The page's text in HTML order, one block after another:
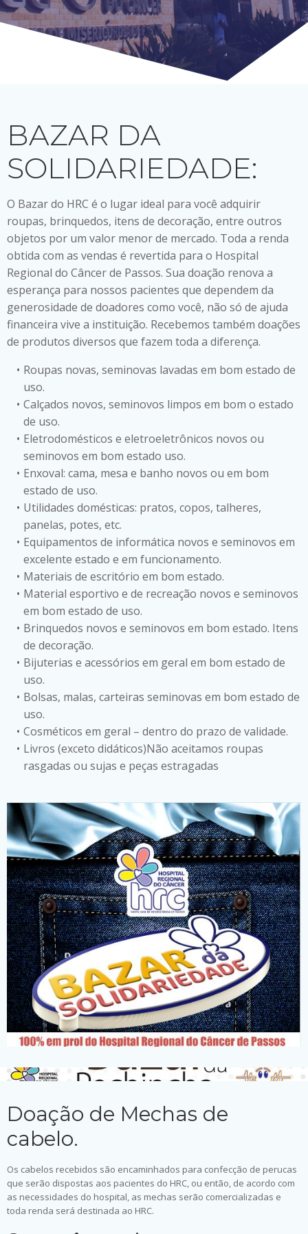
BAZAR DA
SOLIDARIEDADE:
O Bazar do HRC é o lugar ideal para você adquirir
roupas, brinquedos, itens de decoração, entre outros
objetos por um valor menor de mercado. Toda a renda
obtida com as vendas é revertida para o Hospital
Regional do Câncer de Passos. Sua doação renova a
esperança para nossos pacientes que dependem da
generosidade de doadores como você, não só de ajuda
financeira vive a instituição. Recebemos também doações
de produtos diversos que fazem toda a diferença.
Roupas novas, seminovas lavadas em bom estado de
uso.
Calçados novos, seminovos limpos em bom o estado
de uso.
Eletrodomésticos e eletroeletrônicos novos ou
seminovos em bom estado uso.
Enxoval: cama, mesa e banho novos ou em bom
estado de uso.
Utilidades domésticas: pratos, copos, talheres,
panelas, potes, etc.
Equipamentos de informática novos e seminovos em
excelente estado e em funcionamento.
Materiais de escritório em bom estado.
Material esportivo e de recreação novos e seminovos
em bom estado de uso.
Brinquedos novos e seminovos em bom estado. Itens
de decoração.
Bijuterias e acessórios em geral em bom estado de
uso.
Bolsas, malas, carteiras seminovas em bom estado de
uso.
Cosméticos em geral – dentro do prazo de validade.
Livros (exceto didáticos)Não aceitamos roupas
rasgadas ou sujas e peças estragadas
Doação de Mechas de
cabelo.
Os cabelos recebidos são encaminhados para confecção de perucas
que serão dispostas aos pacientes do HRC, ou então, de acordo com
as necessidades do hospital, as mechas serão comercializadas e
toda renda será destinada ao HRC.